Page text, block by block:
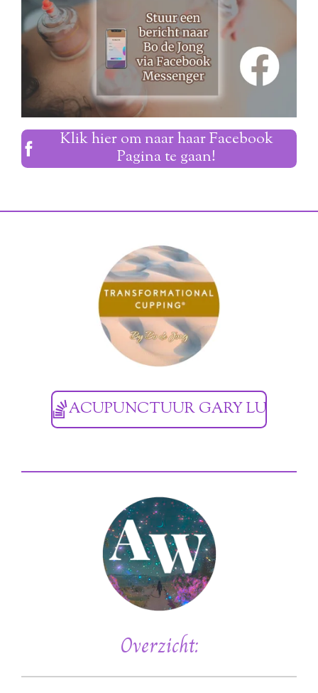
Klik hier om naar haar Facebook
Pagina te gaan!
ACUPUNCTUUR GARY LU
Overzicht: